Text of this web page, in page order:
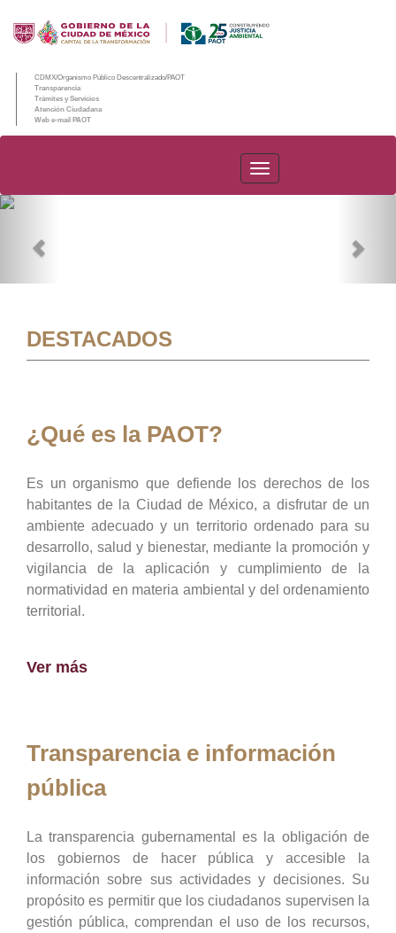
CDMX/Organismo Público Descentralizado/PAOT
Transparencia
Trámites y Servicios
Atención Ciudadana
Web e-mail PAOT
PAOT
DESTACADOS
¿Qué es la PAOT?
Es un organismo que defiende los derechos de los
habitantes de la Ciudad de México, a disfrutar de un
ambiente adecuado y un territorio ordenado para su
desarrollo, salud y bienestar, mediante la promoción y
vigilancia de la aplicación y cumplimiento de la
normatividad en materia ambiental y del ordenamiento
territorial.
Ver más
Transparencia e información
pública
La transparencia gubernamental es la obligación de
los gobiernos de hacer pública y accesible la
información sobre sus actividades y decisiones. Su
propósito es permitir que los ciudadanos supervisen la
gestión pública, comprendan el uso de los recursos,